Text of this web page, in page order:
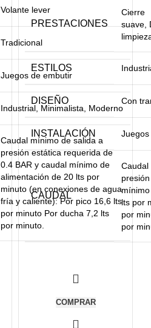
Volante lever
Tradicional
Juegos de embutir
Industrial, Minimalista, Moderno
Caudal mínimo de salida a
presión estática requerida de
0.4 BAR y caudal mínimo de
alimentación de 20 lts por
minuto (en conexiones de agua
fría y caliente): Por pico 16,6 lts
por minuto Por ducha 7,2 lts
por minuto.
PRESTACIONES
Cierre
suave,
ESTILOS
DISEÑO Con
INSTALACIÓN
CAUDAL
Caudal
lts por
por
por
COMPRAR